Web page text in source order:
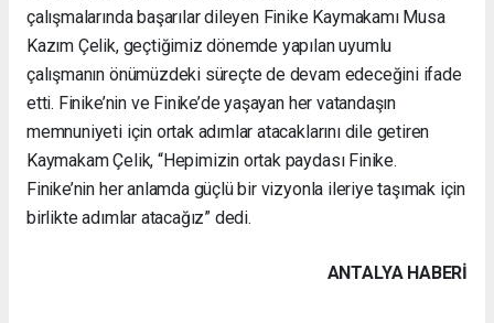
çalışmalarında başarılar dileyen Finike Kaymakamı Musa
Kazım Çelik, geçtiğimiz dönemde yapılan uyumlu
çalışmanın önümüzdeki süreçte de devam edeceğini ifade
etti. Finike’nin ve Finike’de yaşayan her vatandaşın
memnuniyeti için ortak adımlar atacaklarını dile getiren
Kaymakam Çelik, “Hepimizin ortak paydası Finike.
Finike’nin her anlamda güçlü bir vizyonla ileriye taşımak için
birlikte adımlar atacağız” dedi.
ANTALYA HABERİ